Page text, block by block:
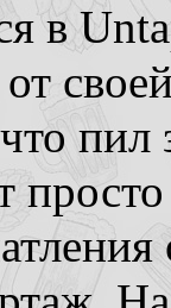
в
от